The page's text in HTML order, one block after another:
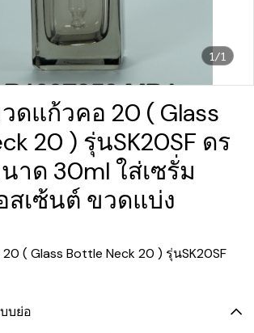
1/1
ดแก้วคอ 20 ( Glass
20 ) รุ่นSK20SF ดร
าด 30ml ใส่เซรั่ม
สเซ้นต์ ขวดแบ่ง
( Glass Bottle Neck 20 ) รุ่นSK20SF
บย่อ